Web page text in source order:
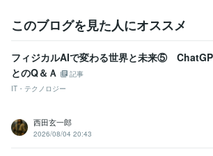
このブログを見た人にオススメ
フィジカルAIで変わる世界と未来⑤
とのQ＆Ａ
記事
IT・テクノロジー
西田玄一郎
2026/08/04 20:43